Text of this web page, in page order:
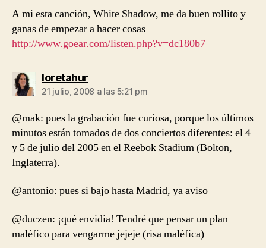
A mi esta canción, White Shadow, me da buen rollito y
ganas de empezar a hacer cosas
http://www.goear.com/listen.php?v=dc180b7
loretahurdice:
21 julio, 2008 a las 5:21 pm
@mak: pues la grabación fue curiosa, porque los últimos
minutos están tomados de dos conciertos diferentes: el 4
y 5 de julio del 2005 en el Reebok Stadium (Bolton,
Inglaterra).
@antonio: pues si bajo hasta Madrid, ya aviso
@duczen: ¡qué envidia! Tendré que pensar un plan
maléfico para vengarme jejeje (risa maléfica)